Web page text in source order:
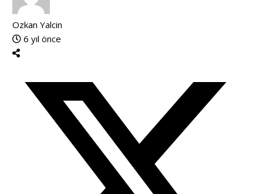
Ozkan Yalcin
6 yıl önce